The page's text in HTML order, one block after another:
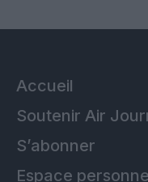
Accueil
Soutenir Air
S’abonner
Espace